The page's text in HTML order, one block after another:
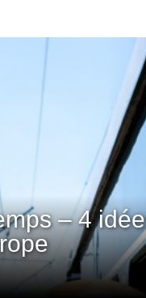
– 4